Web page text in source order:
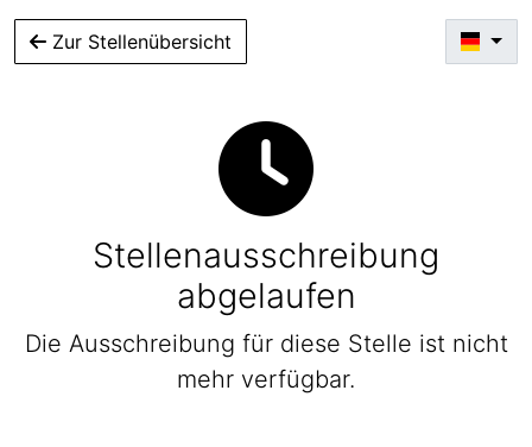
Zur Stellenübersicht
Stellenausschreibung
abgelaufen
Die Ausschreibung für diese Stelle ist nicht
mehr verfügbar.